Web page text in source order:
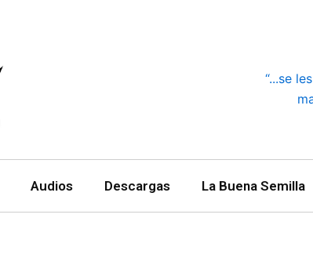
“...se
Audios Descargas La Buena Semilla